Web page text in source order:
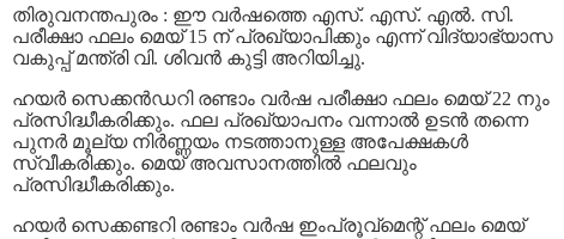
തിരുവനന്തപുരം : ഈ വർഷത്തെ എസ്. എസ്. എല്‍. സി.
പരീക്ഷാ ഫലം മെയ് 15 ന് പ്രഖ്യാപിക്കും എന്ന് വിദ്യാഭ്യാസ
വകുപ്പ് മന്ത്രി വി. ശിവന്‍ കുട്ടി അറിയിച്ചു.
ഹയര്‍ സെക്കന്‍ഡറി രണ്ടാം വര്‍ഷ പരീക്ഷാ ഫലം മെയ് 22 നും
പ്രസിദ്ധീകരിക്കും. ഫല പ്രഖ്യാപനം വന്നാൽ ഉടൻ തന്നെ
പുനര്‍ മൂല്യ നിർണ്ണയം നടത്താനുള്ള അപേക്ഷകള്‍
സ്വീകരിക്കും. മെയ് അവസാനത്തിൽ ഫലവും
പ്രസിദ്ധീകരിക്കും.
ഹയര്‍ സെക്കണ്ടറി രണ്ടാം വര്‍ഷ ഇംപ്രൂവ്മെന്റ് ഫലം മെയ്